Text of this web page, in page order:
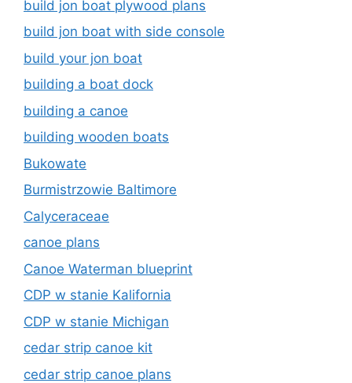
build jon boat plywood plans
build jon boat with side console
build your jon boat
building a boat dock
building a canoe
building wooden boats
Bukowate
Burmistrzowie Baltimore
Calyceraceae
canoe plans
Canoe Waterman blueprint
CDP w stanie Kalifornia
CDP w stanie Michigan
cedar strip canoe kit
cedar strip canoe plans